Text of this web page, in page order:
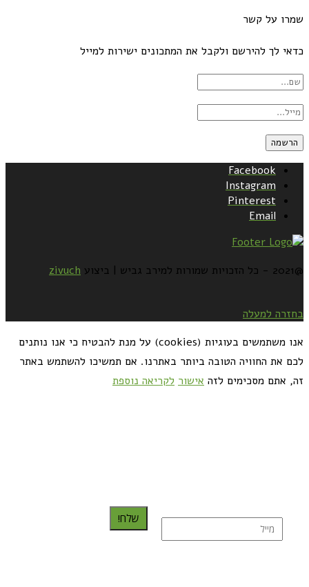
שמרו על קשר
כדאי לך להירשם ולקבל את המתכונים ישירות למייל
Facebook
Instagram
Pinterest
Email
@2021 - כל הזכויות שמורות למירב גביש | ביצוע zivuch
בחזרה למעלה
אנו משתמשים בעוגיות (cookies) על מנת להבטיח כי אנו נותנים
לכם את החוויה הטובה ביותר באתרנו. אם תמשיכו להשתמש באתר
זה, אתם מסכימים לזה אישור לקריאה נוספת
שלח!